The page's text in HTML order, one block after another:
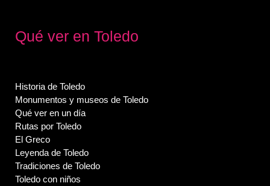
Qué ver en Toledo
Historia de Toledo
Monumentos y museos de Toledo
Qué ver en un día
Rutas por Toledo
El Greco
Leyenda de Toledo
Tradiciones de Toledo
Toledo con niños